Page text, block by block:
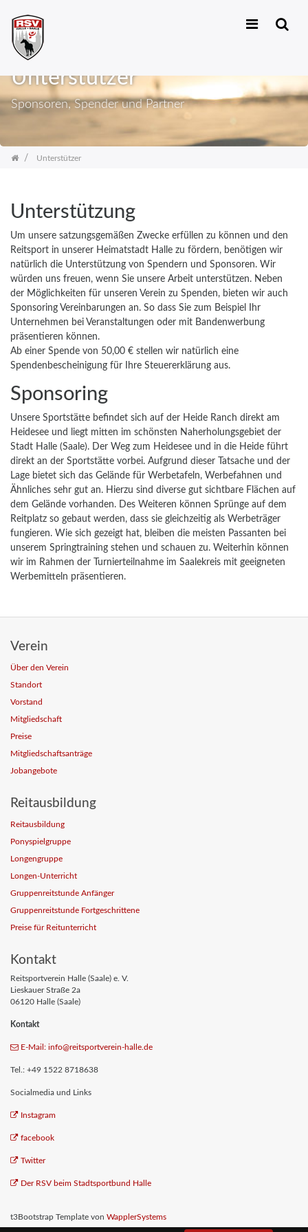
Zum
springen
Unterstützer
Sponsoren, Spender und Partner
Unterstützer
Unterstützung
Um unsere satzungsgemäßen Zwecke erfüllen zu können und den
Reitsport in unserer Heimatstadt Halle zu fördern, benötigen wir
natürlich die Unterstützung von Spendern und Sponsoren. Wir
würden uns freuen, wenn Sie unsere Arbeit unterstützen. Neben
der Möglichkeiten für unseren Verein zu Spenden, bieten wir auch
Sponsoring Vereinbarungen an. So dass Sie zum Beispiel Ihr
Unternehmen bei Veranstaltungen oder mit Bandenwerbung
präsentieren können.
Ab einer Spende von 50,00 € stellen wir natürlich eine
Spendenbescheinigung für Ihre Steuererklärung aus.
Sponsoring
Unsere Sportstätte befindet sich auf der Heide Ranch direkt am
Heidesee und liegt mitten im schönsten Naherholungsgebiet der
Stadt Halle (Saale). Der Weg zum Heidesee und in die Heide führt
direkt an der Sportstätte vorbei. Aufgrund dieser Tatsache und der
Lage bietet sich das Gelände für Werbetafeln, Werbefahnen und
Ähnliches sehr gut an. Hierzu sind diverse gut sichtbare Flächen auf
dem Gelände vorhanden. Des Weiteren können Sprünge auf dem
Reitplatz so gebaut werden, dass sie gleichzeitig als Werbeträger
fungieren. Wie sich gezeigt hat, bleiben die meisten Passanten bei
unserem Springtraining stehen und schauen zu. Weiterhin können
wir im Rahmen der Turnierteilnahme im Saalekreis mit geeigneten
Werbemitteln präsentieren.
Verein
Über den Verein
Standort
Vorstand
Mitgliedschaft
Preise
Mitgliedschaftsanträge
Jobangebote
Reitausbildung
Reitausbildung
Ponyspielgruppe
Longengruppe
Longen-Unterricht
Gruppenreitstunde Anfänger
Gruppenreitstunde Fortgeschrittene
Preise für Reitunterricht
Kontakt
Reitsportverein Halle (Saale) e. V.
Lieskauer Straße 2a
06120 Halle (Saale)
Kontakt
E-Mail: info@reitsportverein-halle.de
Tel.: +49 1522 8718638
Socialmedia und Links
Instagram
facebook
Twitter
Der RSV beim Stadtsportbund Halle
t3Bootstrap Template von WapplerSystems